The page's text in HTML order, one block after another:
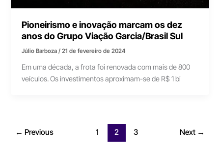
Pioneirismo e inovação marcam os dez
anos do Grupo Viação Garcia/Brasil Sul
Júlio Barboza/21 de fevereiro de 2024
Em uma década, a frota foi renovada com mais de 800
veículos. Os investimentos aproximam-se de R$ 1 bi
← Previous 1 2 3 Next →